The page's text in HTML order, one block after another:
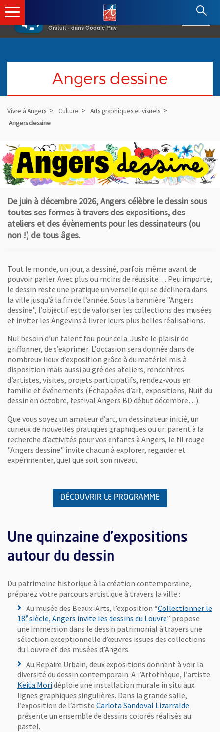
×
Gratuit - dans Google Play
Angers.fr : Retour à l'accueil
Angers dessine
Vivre à Angers Culture
Arts graphiques et visuels
Angers dessine
De juin à décembre 2026, Angers célèbre le dessin sous
toutes ses formes à travers des expositions, des
ateliers et des évènements pour les dessinateurs (ou
non !) de tous âges.
Tout le monde, un jour, a dessiné, parfois même avant de
pouvoir parler. Avec plus ou moins de réussite… Peu importe,
le dessin reste une pratique universelle qui se déclinera dans
la ville jusqu’à la fin de l’année. Sous la bannière "Angers
dessine", l’objectif est de valoriser les collections des musées
et inviter les Angevins à livrer leurs plus belles réalisations.
Nul besoin d’un talent fou pour cela. Juste le plaisir de
griffonner, de s’exprimer. L’occasion sera donnée dans de
nombreux lieux d’exposition grâce à du matériel mis à
disposition mais aussi au gré des ateliers, rencontres
d’artistes, visites, projets participatifs, rendez-vous en
famille et événements (Échappées d’art, expositions, Nuit du
dessin en octobre, festival Angers BD début décembre…).
Que vous soyez un amateur d’art, un dessinateur initié, un
curieux de nouvelles pratiques graphiques ou un parent à la
recherche d’activités pour vos enfants à Angers, le fil rouge
"Angers dessine" invite chacun à explorer, regarder et
expérimenter, quel que soit son niveau.
DÉCOUVRIR LE PROGRAMME
Une quinzaine d'expositions
autour du dessin
Du patrimoine historique à la création contemporaine,
préparez votre parcours artistique à travers la ville :
Au musée des Beaux-Arts, l’exposition “Collectionner le
18e siècle, Angers invite les dessins du Louvre” propose
une immersion dans le dessin patrimonial à travers une
sélection exceptionnelle d’œuvres issues des collections
du Louvre et des musées d’Angers.
Au Repaire Urbain, deux expositions donnent à voir la
diversité du dessin contemporain. À l’Artothèque, l’artiste
Keita Moridéploie une installation murale in situ aux
lignes graphiques singulières. Dans la grande salle,
l’exposition de l’artiste Carlota Sandoval Lizarralde
présente un ensemble de dessins colorés réalisés au
pastel.